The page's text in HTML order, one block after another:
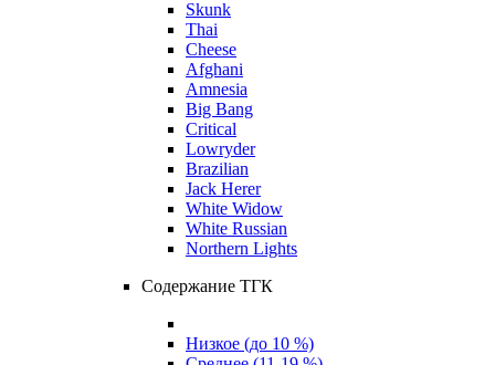
Skunk
Thai
Cheese
Afghani
Amnesia
Big Bang
Critical
Lowryder
Brazilian
Jack Herer
White Widow
White Russian
Northern Lights
Содержание ТГК
Низкое (до 10 %)